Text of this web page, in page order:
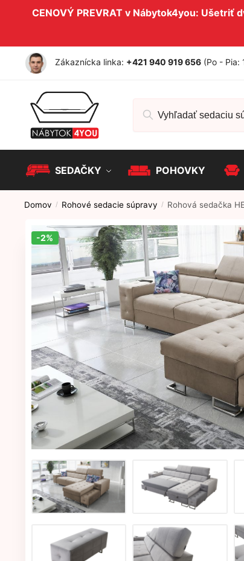
Skip to navigation
Skip to content
CENOVÝ PREVRAT v Nábytok4you: Ušetriť
Zákaznícka linka: +421 940 919 656 (Po - Pia:
SEDAČKY POHOVKY
Domov / Rohové sedacie súpravy / Rohová sedačka
-2%